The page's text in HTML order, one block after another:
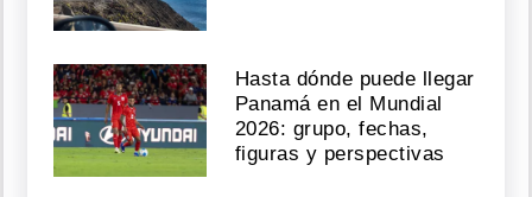
Hasta dónde puede llegar
Panamá en el Mundial
2026: grupo, fechas,
figuras y perspectivas